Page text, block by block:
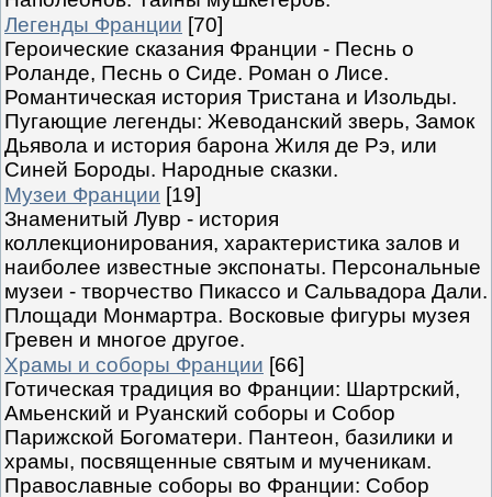
Легенды Франции [70]
Героические сказания Франции - Песнь о
Роланде, Песнь о Сиде. Роман о Лисе.
Романтическая история Тристана и Изольды.
Пугающие легенды: Жеводанский зверь, Замок
Дьявола и история барона Жиля де Рэ, или
Синей Бороды. Народные сказки.
Музеи Франции [19]
Знаменитый Лувр - история
коллекционирования, характеристика залов и
наиболее известные экспонаты. Персональные
музеи - творчество Пикассо и Сальвадора Дали.
Площади Монмартра. Восковые фигуры музея
Гревен и многое другое.
Храмы и соборы Франции [66]
Готическая традиция во Франции: Шартрский,
Амьенский и Руанский соборы и Собор
Парижской Богоматери. Пантеон, базилики и
храмы, посвященные святым и мученикам.
Православные соборы во Франции: Собор